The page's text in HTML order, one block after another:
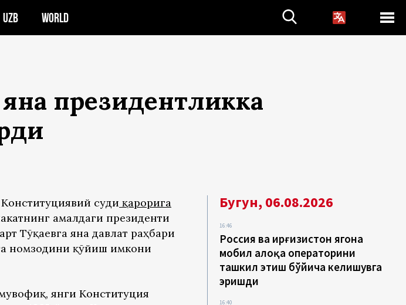
UZB WORLD
президентликка
Конституциявий суди қарорига
амалдаги президенти
Тўқаевга яна давлат раҳбари
номзодини қўйиш имкони
янги Конституция
Бугун, 06.08.2026
16:46
Россия ва Қирғизистон ягона
мобил алоқа операторини
ташкил этиш бўйича келишувга
эришди
16:40